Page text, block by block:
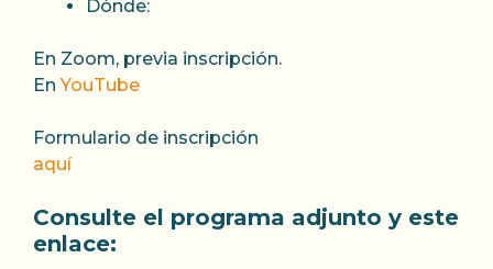
Dónde:
En Zoom, previa inscripción.
EnYouTube
Formulario de inscripción
aquí
Consulte el programa adjunto y este
enlace: